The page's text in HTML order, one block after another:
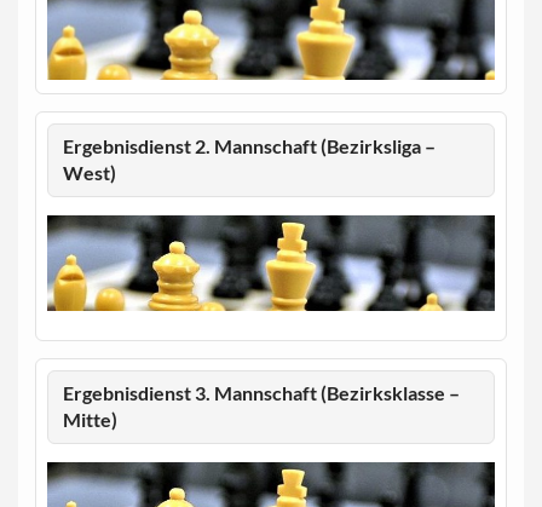
Ergebnisdienst 2. Mannschaft (Bezirksliga –
West)
Ergebnisdienst 3. Mannschaft (Bezirksklasse –
Mitte)